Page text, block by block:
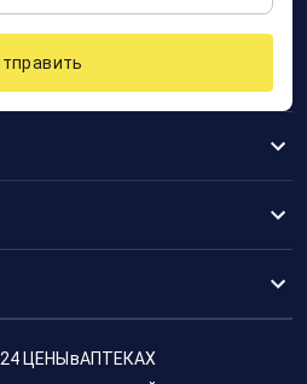
ЦЕНЫвАПТЕКАХ